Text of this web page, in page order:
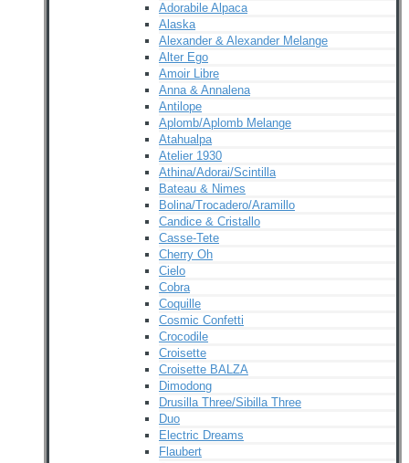
Adorabile Alpaca
Alaska
Alexander & Alexander Melange
Alter Ego
Amoir Libre
Anna & Annalena
Antilope
Aplomb/Aplomb Melange
Atahualpa
Atelier 1930
Athina/Adorai/Scintilla
Bateau & Nimes
Bolina/Trocadero/Aramillo
Candice & Cristallo
Casse-Tete
Cherry Oh
Cielo
Cobra
Coquille
Cosmic Confetti
Crocodile
Croisette
Croisette BALZA
Dimodong
Drusilla Three/Sibilla Three
Duo
Electric Dreams
Flaubert